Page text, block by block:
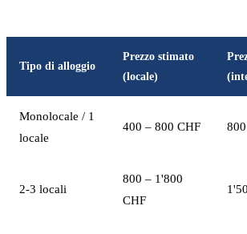
Tipo di alloggio
Prezzo stimato
(locale)
Monolocale / 1
locale
400 – 800 CHF
2-3 locali
800 – 1'800
CHF